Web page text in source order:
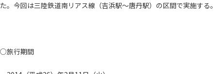
た。今回は三陸鉄道南リアス線（吉浜駅～唐丹駅）の区間で実施する。
○旅行期間